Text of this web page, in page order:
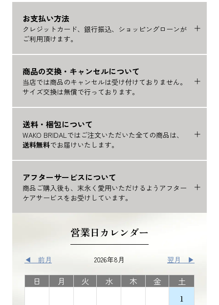
お支払い方法
クレジットカード、銀行振込、ショッピングローンが
ご利用頂けます。
商品の交換・キャンセルについて
当店では商品のキャンセルは受け付けておりません。
サイズ交換は無償で行っております。
送料・梱包について
WAKO BRIDALではご注文いただいた全ての商品は、
送料無料でお届けいたします。
アフターサービスについて
商品ご購入後も、末永く愛用いただけるようアフター
ケアサービスをお受けしています。
営業日カレンダー
◀ 前月 2026年8月 翌月 ▶
日 月 火 水 木 金
土
1